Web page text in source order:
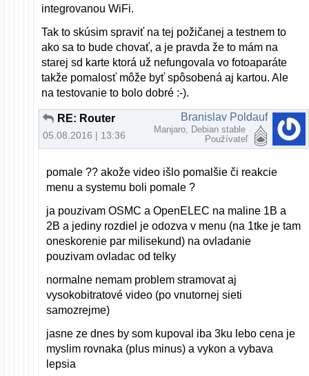
integrovanou WiFi.
Tak to skúsim spraviť na tej požičanej a testnem to
ako sa to bude chovať, a je pravda že to mám na
starej sd karte ktorá už nefungovala vo fotoaparáte
takže pomalosť môže byť spôsobená aj kartou. Ale
na testovanie to bolo dobré :-).
RE: Router
05.08.2016 | 13:36
Branislav Poldauf
Manjaro, Debian stable
Používateľ
pomale ?? akože video išlo pomalšie či reakcie
menu a systemu boli pomale ?
ja pouzivam OSMC a OpenELEC na maline 1B a
2B a jediny rozdiel je odozva v menu (na 1tke je tam
oneskorenie par milisekund) na ovladanie
pouzivam ovladac od telky
normalne nemam problem stramovat aj
vysokobitratové video (po vnutornej sieti
samozrejme)
jasne ze dnes by som kupoval iba 3ku lebo cena je
myslim rovnaka (plus minus) a vykon a vybava
lepsia